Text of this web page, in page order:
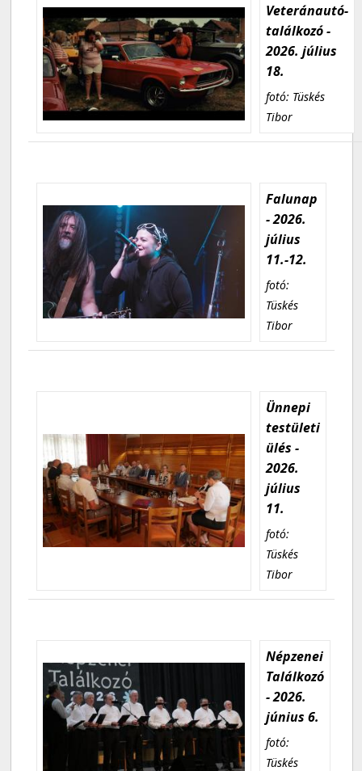
Veteránautó-
találkozó -
2026. július
18.
fotó: Tüskés
Tibor
Falunap
- 2026.
július
11.-12.
fotó:
Tüskés
Tibor
Ünnepi
testületi
ülés -
2026.
július
11.
fotó:
Tüskés
Tibor
Népzenei
Találkozó
- 2026.
június 6.
fotó:
Tüskés